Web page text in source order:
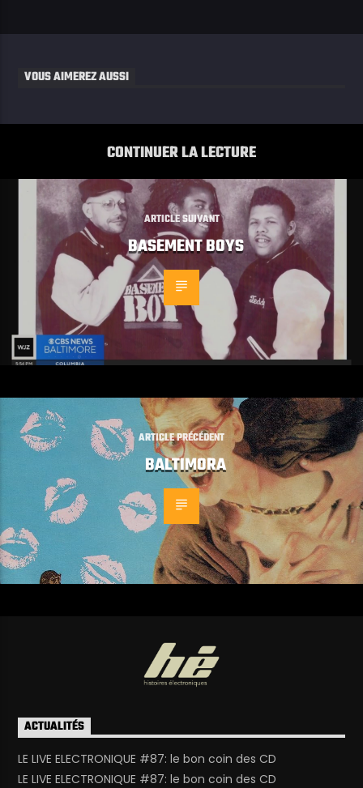
VOUS AIMEREZ AUSSI
CONTINUER LA LECTURE
ARTICLE SUIVANT
BASEMENT BOYS
ARTICLE PRÉCÉDENT
BALTIMORA
ACTUALITÉS
LE LIVE ELECTRONIQUE #87: le bon coin des CD
LE LIVE ELECTRONIQUE #87: le bon coin des CD